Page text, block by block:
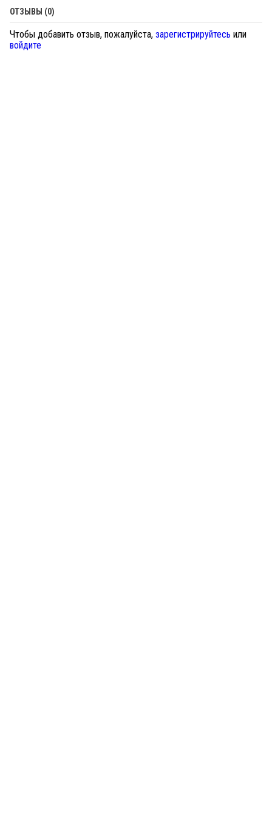
ОТЗЫВЫ (0)
Чтобы добавить отзыв, пожалуйста, зарегистрируйтесь или
войдите